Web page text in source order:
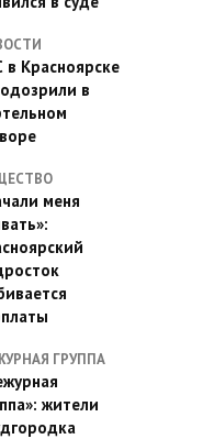
в Красноярске
в
меня
ГРУППА
жители